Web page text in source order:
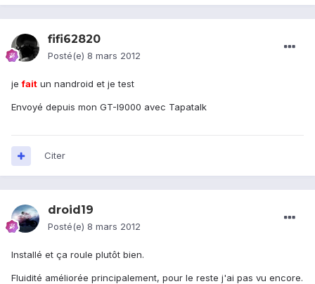
fifi62820
Posté(e) 8 mars 2012
jefait un nandroid et je test
Envoyé depuis mon GT-I9000 avec Tapatalk
Citer
droid19
Posté(e) 8 mars 2012
Installé et ça roule plutôt bien.
Fluidité améliorée principalement, pour le reste j'ai pas vu encore.